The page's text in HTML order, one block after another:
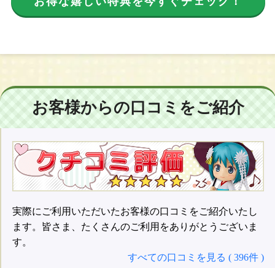
お客様からの口コミをご紹介
実際にご利用いただいたお客様の口コミをご紹介いたし
ます。皆さま、たくさんのご利用をありがとうございま
す。
すべての口コミを見る ( 396件 )